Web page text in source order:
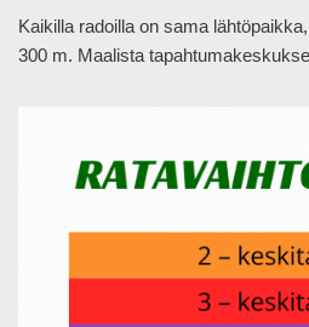
Kaikilla radoilla on sama
300 m. Maalista